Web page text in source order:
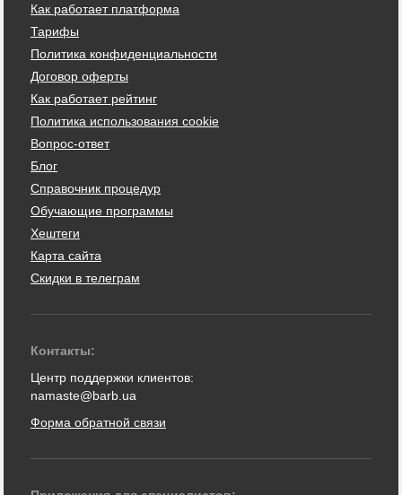
Как работает платформа
Тарифы
Политика конфиденциальности
Договор оферты
Как работает рейтинг
Политика использования cookie
Вопрос-ответ
Блог
Справочник процедур
Обучающие программы
Хештеги
Карта сайта
Скидки в телеграм
Контакты:
Центр поддержки клиентов:
namaste@barb.ua
Форма обратной связи